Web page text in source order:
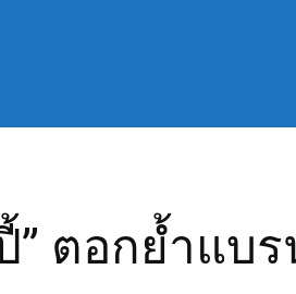
” ตอกย้ำแบ